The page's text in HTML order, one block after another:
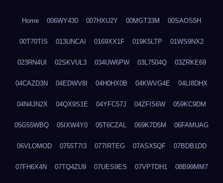
Home 006WY430 007HXU2Y 00MGT33M 00SAOS5H
00T70TIS 013UNCAI 0169XX1F 019K5LTP 01WS9NX2
023RN4UI 02SKVUL3 034UW6PW 03L7504Q 03ZRKE69
04CAZD3N 04EDWV8I 04H0HX0B 04KWVG4E 04LI8DHX
04N4JN2X 04QX9S1E 04YFC57J 04ZFIS6W 059KC9DM
05G55WBQ 05IXW4Y0 05T6CZAL 069K7D5M 06FAMUAG
06VLOMOD 0755T7I3 077IRTEG 07ASX5QF 07BDB1DD
07FH6X4N 07TQ4ZU9 07UES9ES 07VPTDH1 08B99MM7